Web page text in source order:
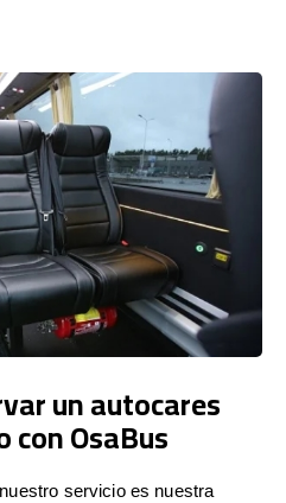
un autocares
OsaBus
servicio es nuestra